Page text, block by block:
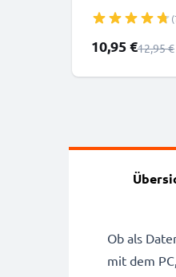
Bluetooth
und Kamera –
iPhone, GoPro,
Sonderpreis
10,95 €12,95 €
Ob als
mit dem